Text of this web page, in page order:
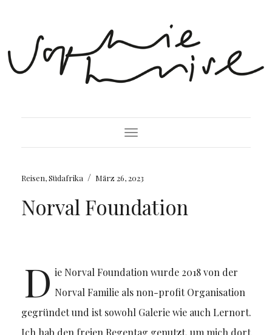
Toggle Navigation
Reisen,Südafrika / März 26, 2023
Norval Foundation
D ie Norval Foundation wurde 2018 von der
Norval Familie als non-profit Organisation
gegründet und ist sowohl Galerie wie auch Lernort.